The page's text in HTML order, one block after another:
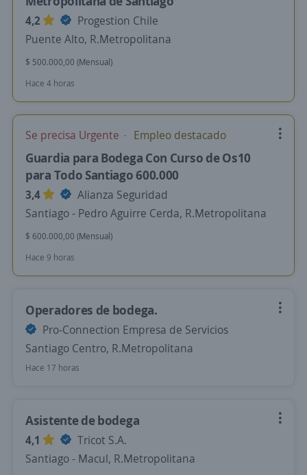
4,2
Progestion Chile
Puente Alto, R.Metropolitana
$ 500.000,00 (Mensual)
Hace 4 horas
Se precisa Urgente Empleo destacado
Guardia para Bodega Con Curso de Os10
para Todo Santiago 600.000
3,4
Alianza Seguridad
Santiago - Pedro Aguirre Cerda, R.Metropolitana
$ 600.000,00 (Mensual)
Hace 9 horas
Operadores de bodega.
Pro-Connection Empresa de Servicios
Santiago Centro, R.Metropolitana
Hace 17 horas
Asistente de bodega
4,1
Tricot S.A.
Santiago - Macul, R.Metropolitana